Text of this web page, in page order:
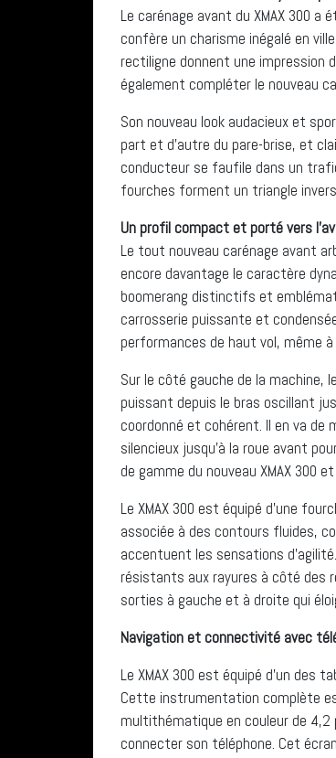
Le carénage avant du XMAX 300
confère un charisme inégalé en
rectiligne donnent une impression
également compléter le nouveau
Son nouveau look audacieux et
part et d’autre du pare-brise, et
conducteur se faufile dans un
fourches forment un triangle
Un profil compact et porté vers
Le tout nouveau carénage avant
encore davantage le caractère
boomerang distinctifs et
carrosserie puissante et
performances de haut vol, même à
Sur le côté gauche de la machine,
puissant depuis le bras oscillant
coordonné et cohérent. Il en va de
silencieux jusqu’à la roue avant
de gamme du nouveau XMAX 300
Le XMAX 300 est équipé d’une
associée à des contours fluides,
accentuent les sensations
résistants aux rayures à côté des
sorties à gauche et à droite qui
Navigation et connectivité avec
Le XMAX 300 est équipé d’un
Cette instrumentation complète
multithématique en couleur de
connecter son téléphone. Cet